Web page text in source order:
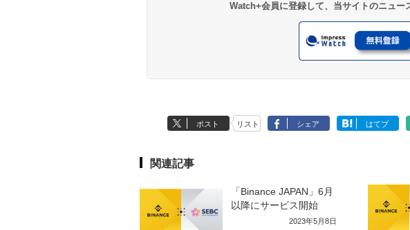
Watch+会員に登録して、当サイトのニュー
ポスト リスト シェア はてブ
関連記事
「Binance JAPAN」6月
以降にサービス開始
2023年5月8日